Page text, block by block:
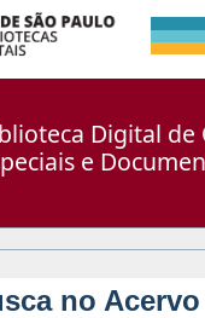
Digital de
e
no Acervo